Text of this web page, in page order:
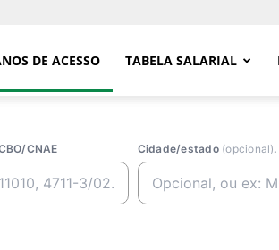
DE ACESSO TABELA SALARIAL
CNAE Cidade/estado (opcional)